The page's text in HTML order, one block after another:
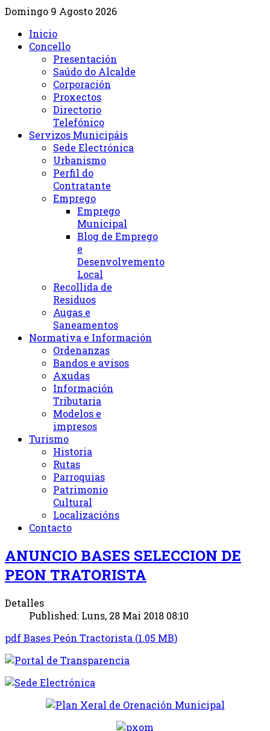
Domingo 9 Agosto 2026
Inicio
Concello
Presentación
Saúdo do Alcalde
Corporación
Proxectos
Directorio
Telefónico
Servizos Municipáis
Sede Electrónica
Urbanismo
Perfil do
Contratante
Emprego
Emprego
Municipal
Blog de Emprego
e
Desenvolvemento
Local
Recollida de
Residuos
Augas e
Saneamentos
Normativa e Información
Ordenanzas
Bandos e avisos
Axudas
Información
Tributaria
Modelos e
impresos
Turismo
Historia
Rutas
Parroquias
Patrimonio
Cultural
Localizacións
Contacto
ANUNCIO BASES SELECCION DE
PEON TRATORISTA
Detalles
Published: Luns, 28 Mai 2018 08:10
pdfBases Peón Tractorista (1.05 MB)